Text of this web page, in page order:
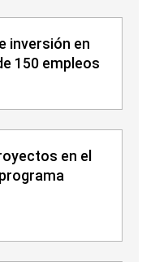
inversión en
150 empleos
en el